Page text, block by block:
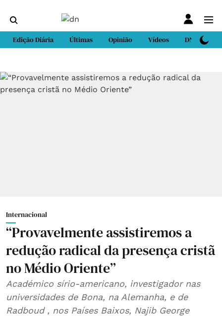
Edição Diária Últimas Opinião Vídeos DN Sport
Internacional
“Provavelmente assistiremos a
redução radical da presença cristã
no Médio Oriente”
Académico sírio-americano, investigador nas
universidades de Bona, na Alemanha, e de
Radboud , nos Países Baixos, Najib George